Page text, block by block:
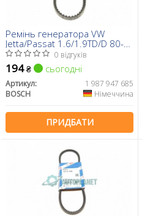
Ремінь генератора VW
Jetta/Passat 1.6/1.9TD/D 80-
93/Peugeot 305/604 1.5-2.5D
77-86 (10x740)
0 відгуків
194₴ сьогодні
Артикул:
1 987 947 685
BOSCH
Німеччина
ПРИДБАТИ